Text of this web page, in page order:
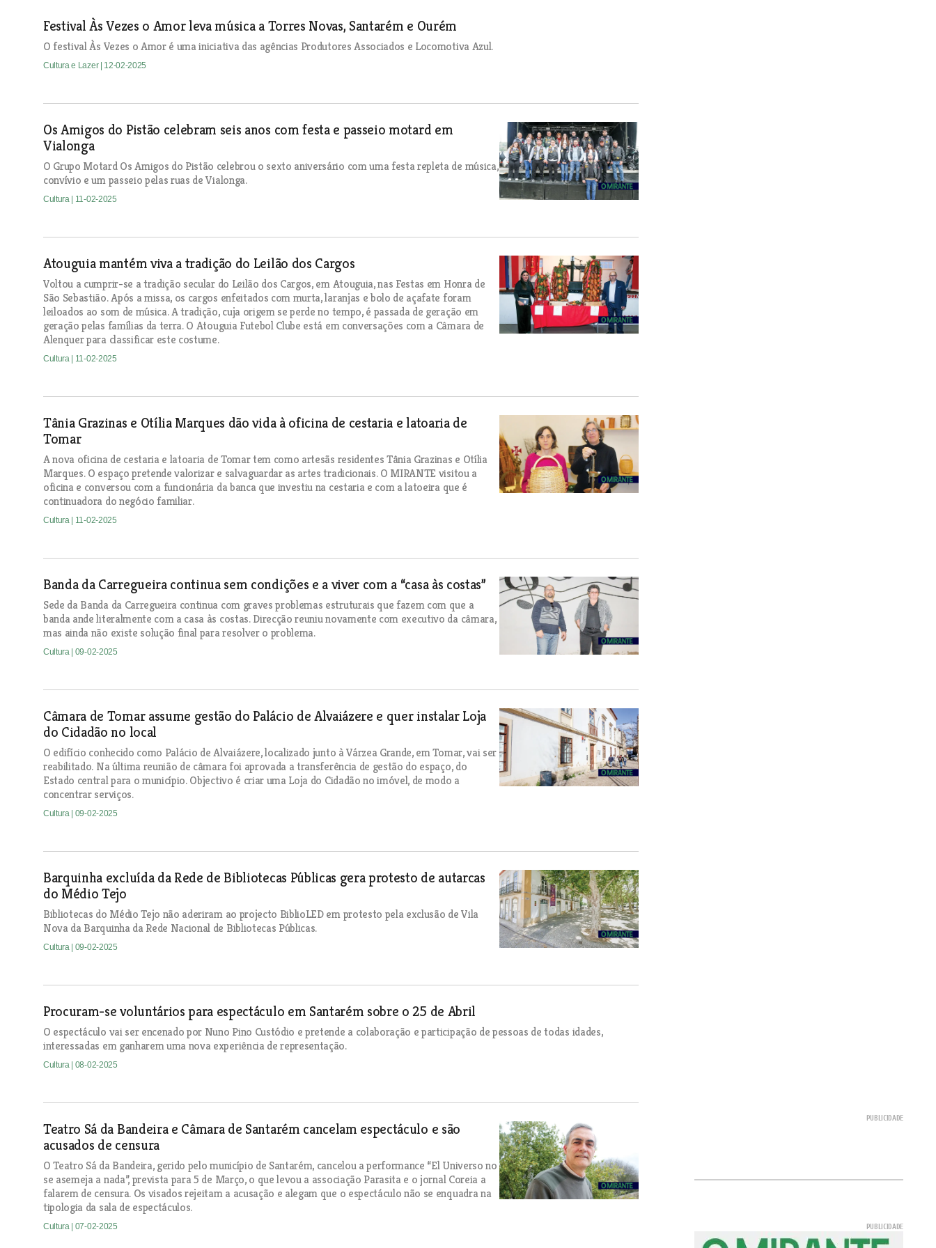
Festival Às Vezes o Amor leva música a Torres Novas, Santarém e Ourém
O festival Às Vezes o Amor é uma iniciativa das agências Produtores Associados e Locomotiva Azul.
Cultura e Lazer | 12-02-2025
Os Amigos do Pistão celebram seis anos com festa e passeio motard em
Vialonga
O Grupo Motard Os Amigos do Pistão celebrou o sexto aniversário com uma festa repleta de música,
convívio e um passeio pelas ruas de Vialonga.
Cultura | 11-02-2025
Atouguia mantém viva a tradição do Leilão dos Cargos
Voltou a cumprir-se a tradição secular do Leilão dos Cargos, em Atouguia, nas Festas em Honra de
São Sebastião. Após a missa, os cargos enfeitados com murta, laranjas e bolo de açafate foram
leiloados ao som de música. A tradição, cuja origem se perde no tempo, é passada de geração em
geração pelas famílias da terra. O Atouguia Futebol Clube está em conversações com a Câmara de
Alenquer para classificar este costume.
Cultura | 11-02-2025
Tânia Grazinas e Otília Marques dão vida à oficina de cestaria e latoaria de
Tomar
A nova oficina de cestaria e latoaria de Tomar tem como artesãs residentes Tânia Grazinas e Otília
Marques. O espaço pretende valorizar e salvaguardar as artes tradicionais. O MIRANTE visitou a
oficina e conversou com a funcionária da banca que investiu na cestaria e com a latoeira que é
continuadora do negócio familiar.
Cultura | 11-02-2025
Banda da Carregueira continua sem condições e a viver com a “casa às costas”
Sede da Banda da Carregueira continua com graves problemas estruturais que fazem com que a
banda ande literalmente com a casa às costas. Direcção reuniu novamente com executivo da câmara,
mas ainda não existe solução final para resolver o problema.
Cultura | 09-02-2025
Câmara de Tomar assume gestão do Palácio de Alvaiázere e quer instalar Loja
do Cidadão no local
O edifício conhecido como Palácio de Alvaiázere, localizado junto à Várzea Grande, em Tomar, vai ser
reabilitado. Na última reunião de câmara foi aprovada a transferência de gestão do espaço, do
Estado central para o município. Objectivo é criar uma Loja do Cidadão no imóvel, de modo a
concentrar serviços.
Cultura | 09-02-2025
Barquinha excluída da Rede de Bibliotecas Públicas gera protesto de autarcas
do Médio Tejo
Bibliotecas do Médio Tejo não aderiram ao projecto BiblioLED em protesto pela exclusão de Vila
Nova da Barquinha da Rede Nacional de Bibliotecas Públicas.
Cultura | 09-02-2025
Procuram-se voluntários para espectáculo em Santarém sobre o 25 de Abril
O espectáculo vai ser encenado por Nuno Pino Custódio e pretende a colaboração e participação de pessoas de todas idades,
interessadas em ganharem uma nova experiência de representação.
Cultura | 08-02-2025
Teatro Sá da Bandeira e Câmara de Santarém cancelam espectáculo e são
acusados de censura
O Teatro Sá da Bandeira, gerido pelo município de Santarém, cancelou a performance “El Universo no
se asemeja a nada”, prevista para 5 de Março, o que levou a associação Parasita e o jornal Coreia a
falarem de censura. Os visados rejeitam a acusação e alegam que o espectáculo não se enquadra na
tipologia da sala de espectáculos.
Cultura | 07-02-2025